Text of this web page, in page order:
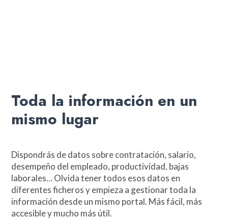
Toda la información en un
mismo lugar
Dispondrás de datos sobre contratación, salario,
desempeño del empleado, productividad, bajas
laborales… Olvida tener todos esos datos en
diferentes ficheros y empieza a gestionar toda la
información desde un mismo portal. Más fácil, más
accesible y mucho más útil.